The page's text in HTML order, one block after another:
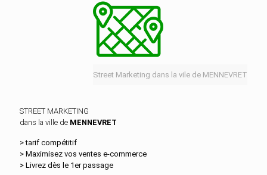
Street Marketing dans la vile de MENNEVRET
STREET MARKETING
dans la ville de MENNEVRET
> tarif compétitif
> Maximisez vos ventes e‑commerce
> Livrez dès le 1er passage